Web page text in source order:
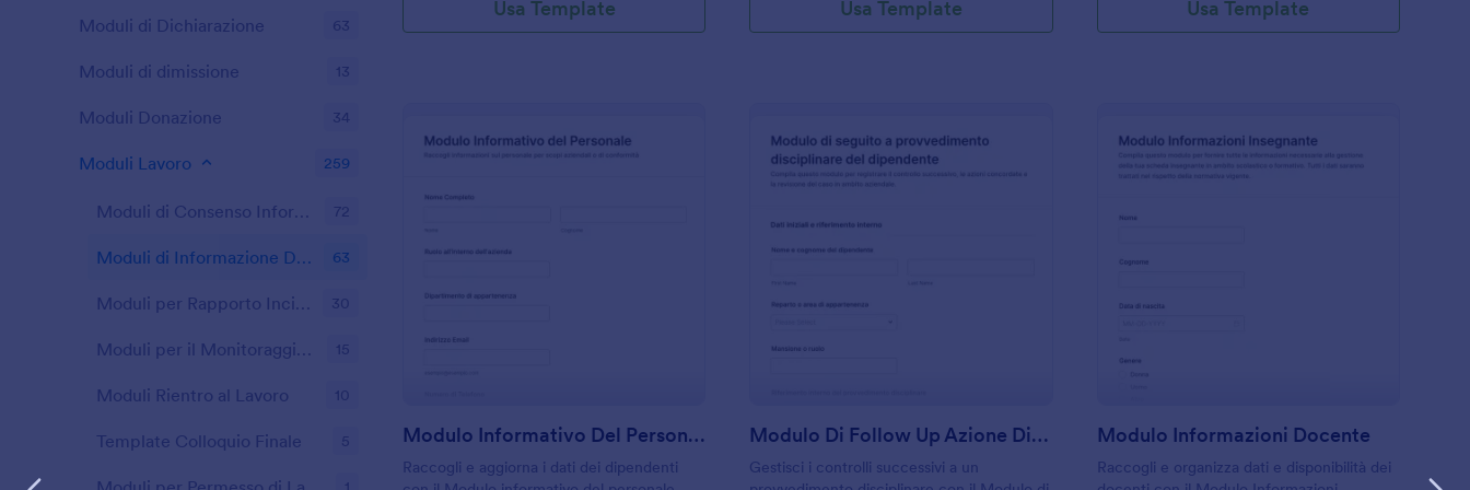
Usa Template Usa Template Usa Template
Modulo Informativo Del Personale
Raccogli e aggiorna i dati dei dipendenti
Modulo Di Follow Up Azione Disciplinare Del Personale
Gestisci i controlli successivi a un
Modulo Informazioni Docente
Raccogli e organizza dati e disponibilità dei
Moduli di Dichiarazione 63
Moduli di dimissione 13
Moduli Donazione 34
Moduli Lavoro 259
Moduli di Consenso Informato 72
Moduli di Informazione Dipendenti 63
Moduli per Rapporto Incidente sul Lavoro 30
Moduli per il Monitoraggio delle Ore 15
Moduli Rientro al Lavoro 10
Template Colloquio Finale 5